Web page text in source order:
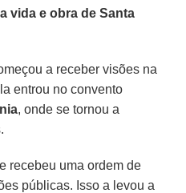
vida e obra de Santa
a receber visões na
entrou no convento
, onde se tornou a
recebeu uma ordem de
públicas. Isso a levou a